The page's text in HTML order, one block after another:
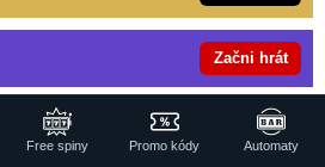
Začni hrát
| Ministerstvo financí varuje: Účastí na
závislost.
Free spiny Promo kódy Automaty